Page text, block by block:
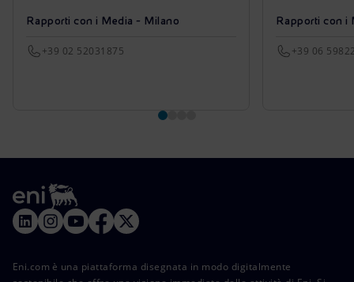
Rapporti con i Media - Milano
+39 02 52031875
Rapporti con i
+39 06
Eni.com è una piattaforma disegnata in modo digitalmente